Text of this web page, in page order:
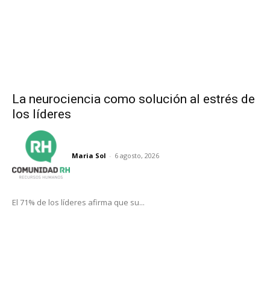
La neurociencia como solución al estrés de
los líderes
Maria Sol - 6 agosto, 2026
El 71% de los líderes afirma que su...